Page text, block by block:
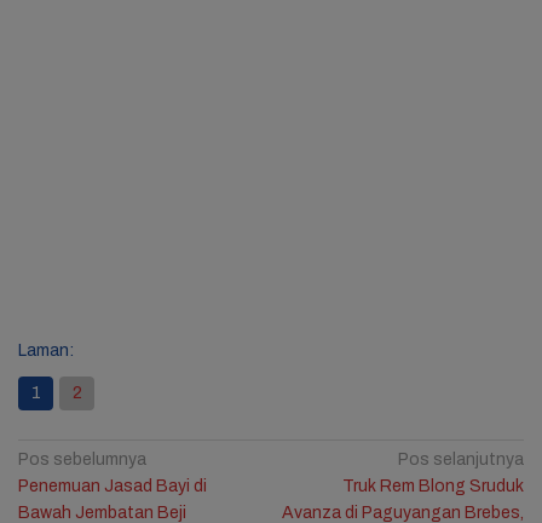
Laman:
1 2
Navigasi
pos
Pos sebelumnya
Penemuan Jasad Bayi di
Bawah Jembatan Beji
Pos selanjutnya
Truk Rem Blong Sruduk
Avanza di Paguyangan Brebes,